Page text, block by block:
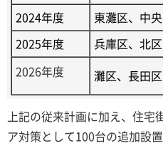
2024年度
東灘区、中
2025年度
兵庫区、北
2026年度
灘区、長田
上記の従来計画に加え、住宅
ア対策として100台の追加設置